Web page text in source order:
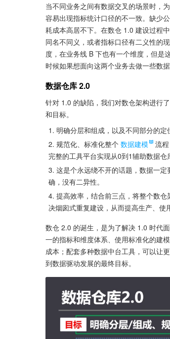
当不同业务之间有数据交叉的场景时，
容易出现指标统计口径的不一致。缺少
耗成本高居不下。在数仓 1.0 建设过程
同名不同义，或者指标口径有二义性的
度，在业务线 B 下也有一个维度，但是
时候如果想面向这两个业务去做一些数
数据仓库 2.0
针对 1.0 的缺陷，我们对数仓架构进行
和目标。
明确分层和组成，以及不同部分的定
规范化、标准化整个 数据建模
流
完整的工具平台实现从0到1辅助数据仓
这是个永远绕不开的话题，数据一
确，没有二异性。
提高效率，结合前三点，将整个数
决烟囱式重复建设，从而提高生产、使
数仓 2.0 的诞生，是为了解决 1.0 时代
一的指标和维度体系、使用标准化的建
成本；配套多种数据中台工具，可以让
到数据驱动发展的最终目标。